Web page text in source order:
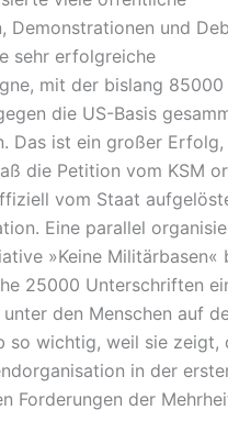
Demonstrationen und
sehr erfolgreiche
mit der bislang 85000
die US-Basis
Das ist ein großer Erfolg,
die Petition vom KSM
vom Staat
Eine parallel
»Keine Militärbasen«
25000 Unterschriften
den Menschen auf
so wichtig, weil sie zeigt,
in der
Forderungen der